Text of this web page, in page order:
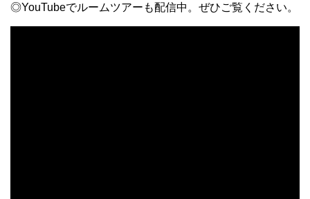
◎YouTubeでルームツアーも配信中。ぜひご覧ください。